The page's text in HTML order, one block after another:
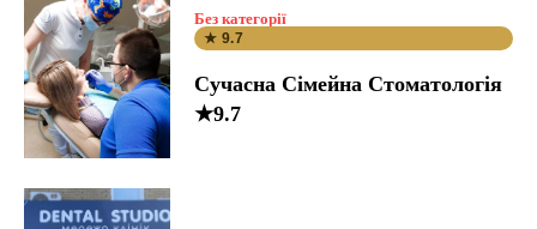
Без категорії
★ 9.7
Сучасна Сімейна Стоматологія
★9.7